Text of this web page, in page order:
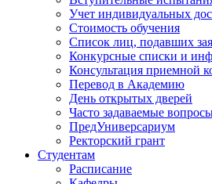
Учет индивидуальных
Стоимость обучения
Список лиц, подавших
Конкурсные списки и
Консультация приемной
Перевод в Академию
День открытых дверей
Часто задаваемые
ПредУниверсариум
Ректорский грант
Студентам
Расписание